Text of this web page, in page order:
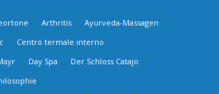
Arthritis
Ayurveda-Massagen
Centro termale interno
Day Spa
Der Schloss Catajo